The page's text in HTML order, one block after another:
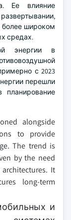
Ее влияние
более широком
средах.
энергии в
с 2023
перешли
alongside
to provide
The trend is
by the need
It
long‑term
и